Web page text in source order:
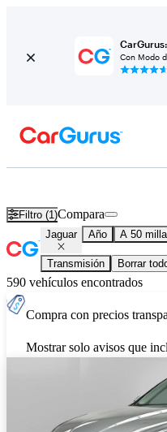
Con Modo
Filtro (1)Compara
Jaguar Año A 50
Transmisión Borrar
590 vehículos encontrados
Compra con precios
Mostrar solo avisos que